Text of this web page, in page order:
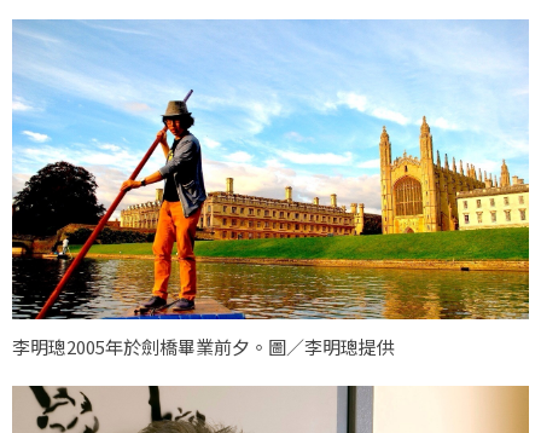
李明璁2005年於劍橋畢業前夕。圖／李明璁提供